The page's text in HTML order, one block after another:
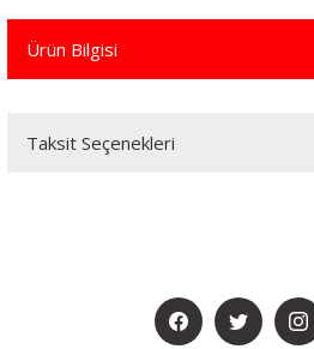
Ürün Bilgisi
Taksit Seçenekleri